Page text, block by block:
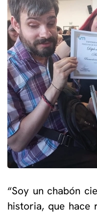
“Soy un chabón
historia, que hace